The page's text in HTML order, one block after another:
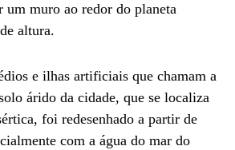
um muro ao redor do planeta
altura.
e ilhas artificiais que chamam a
árido da cidade, que se localiza
foi redesenhado a partir de
com a água do mar do